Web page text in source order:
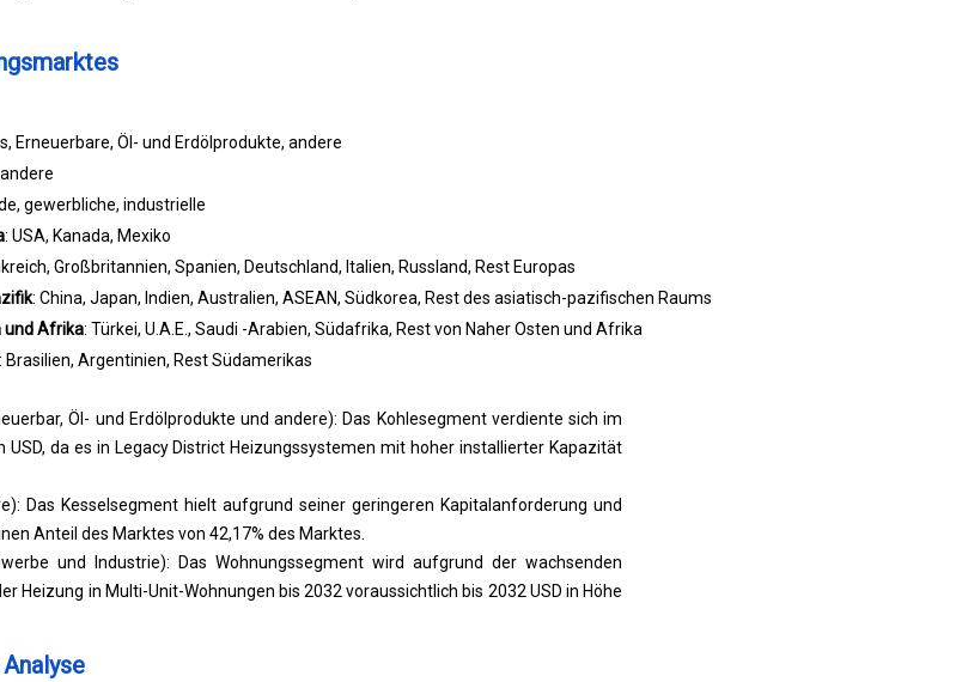
Erneuerbare, Öl- und Erdölprodukte, andere
andere
gewerbliche, industrielle
: USA, Kanada, Mexiko
Großbritannien, Spanien, Deutschland, Italien, Russland, Rest Europas
: China, Japan, Indien, Australien, ASEAN, Südkorea, Rest des asiatisch-pazifischen Raums
und Afrika: Türkei, U.A.E., Saudi -Arabien, Südafrika, Rest von Naher Osten und Afrika
Brasilien, Argentinien, Rest Südamerikas
Öl- und Erdölprodukte und andere): Das Kohlesegment verdiente sich im
USD, da es in Legacy District Heizungssystemen mit hoher installierter Kapazität
Das Kesselsegment hielt aufgrund seiner geringeren Kapitalanforderung und
Anteil des Marktes von 42,17% des Marktes.
und Industrie): Das Wohnungssegment wird aufgrund der wachsenden
Heizung in Multi-Unit-Wohnungen bis 2032 voraussichtlich bis 2032 USD in Höhe